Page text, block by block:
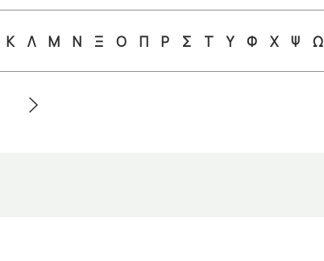
Κ Λ Μ Ν Ξ Ο Π Ρ Σ Τ Υ Φ Χ Ψ Ω